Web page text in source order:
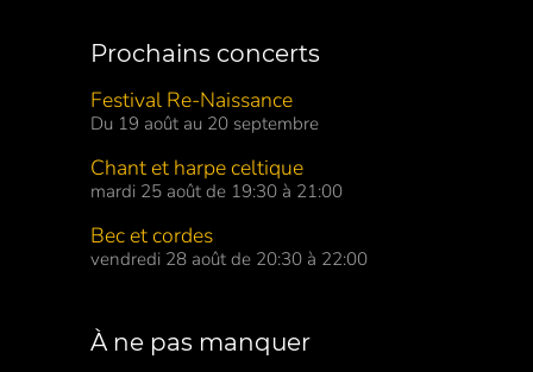
Prochains concerts
Festival Re-Naissance
Du 19 août au 20 septembre
Chant et harpe celtique
mardi 25 août de 19:30 à 21:00
Bec et cordes
vendredi 28 août de 20:30 à 22:00
À ne pas manquer